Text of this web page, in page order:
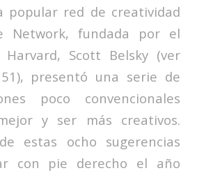
popular red de creatividad
Network, fundada por el
Harvard, Scott Belsky (ver
presentó una serie de
poco convencionales
y ser más creativos.
estas ocho sugerencias
con pie derecho el año